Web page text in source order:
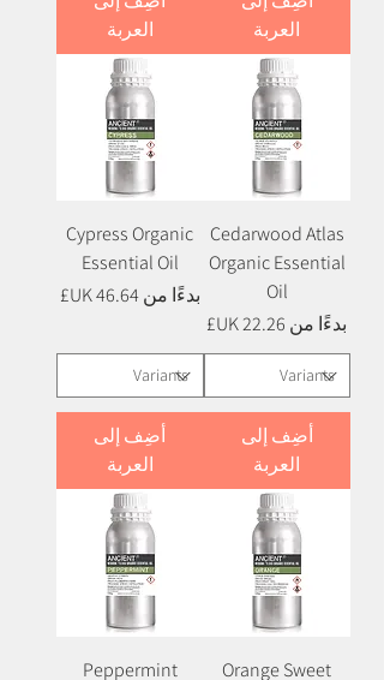
العربة
العربة
Cedarwood Atlas
Organic Essential
Oil
بدءًا من
سعر البيع
أضِف إلى
العربة
Cypress Organic
Essential Oil
بدءًا من
‏46.64 UK£
سعر البيع
أضِف إلى
العربة
Orange Sweet
Peppermint